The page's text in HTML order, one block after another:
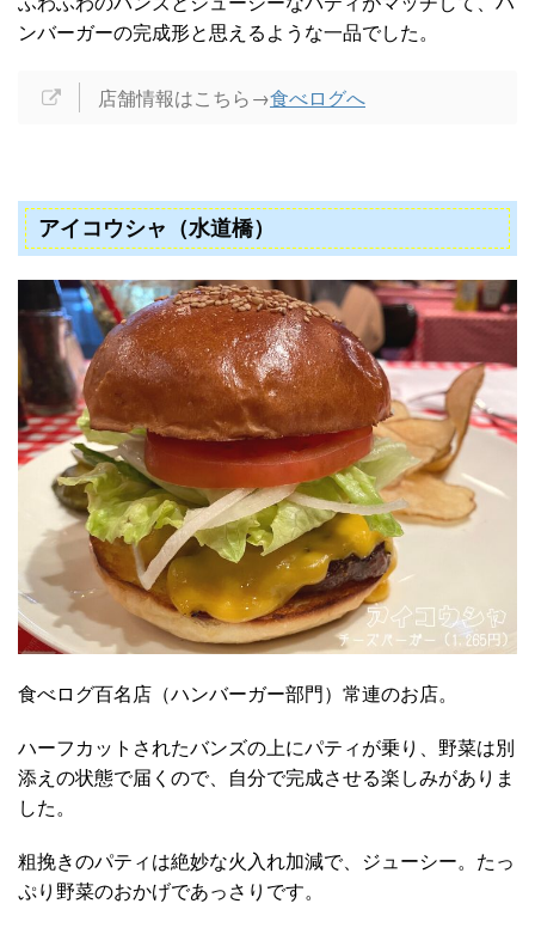
ンバーガーの完成形と思えるような一品でした。
店舗情報はこちら→食べログへ
アイコウシャ（水道橋）
食べログ百名店（ハンバーガー部門）常連のお店。
ハーフカットされたバンズの上にパティが乗り、野菜は別
添えの状態で届くので、自分で完成させる楽しみがありま
した。
粗挽きのパティは絶妙な火入れ加減で、ジューシー。たっ
ぷり野菜のおかげであっさりです。